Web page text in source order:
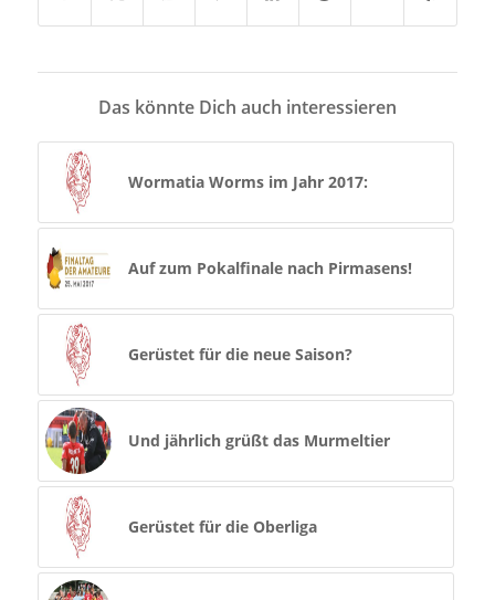
Das könnte Dich auch interessieren
Wormatia Worms im Jahr 2017:
Auf zum Pokalfinale nach Pirmasens!
Gerüstet für die neue Saison?
Und jährlich grüßt das Murmeltier
Gerüstet für die Oberliga